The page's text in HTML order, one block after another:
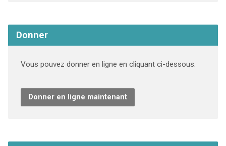
Donner
Vous pouvez donner en ligne en cliquant ci-dessous.
Donner en ligne maintenant